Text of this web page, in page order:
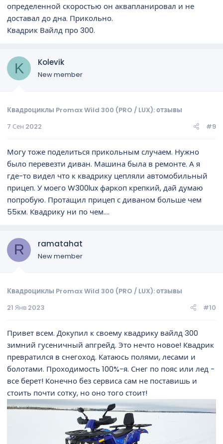
определенной скоростью он аквапланировал и не
доставал до дна. Прикольно.
Квадрик Вайлд про 300.
K Kolevik
New member
Квадроциклы Promax Wild 300 (PRO / LUX): отзывы
7 Сен 2022
#9
Могу тоже поделиться прикольным случаем. Нужно
было перевезти диван. Машина была в ремонте. А я
где-то видел что к квадрику цепляли автомобильный
прицеп. У моего W300lux фаркоп крепкий, дай думаю
попробую. Протащил прицеп с диваном больше чем
55км. Квадрику ни по чем....
R ramatahat
New member
Квадроциклы Promax Wild 300 (PRO / LUX): отзывы
21 Янв 2023
#10
Привет всем. Докупил к своему квадрику вайлд 300
зимний гусеничный апгрейд. Это нечто новое! Квадрик
превратился в снегоход. Катаюсь полями, лесами и
болотами. Проходимость 100%-я. Снег по пояс или лед -
все берет! Конечно без сервиса сам не поставишь и
стоить почти сотку, но оно того стоит!